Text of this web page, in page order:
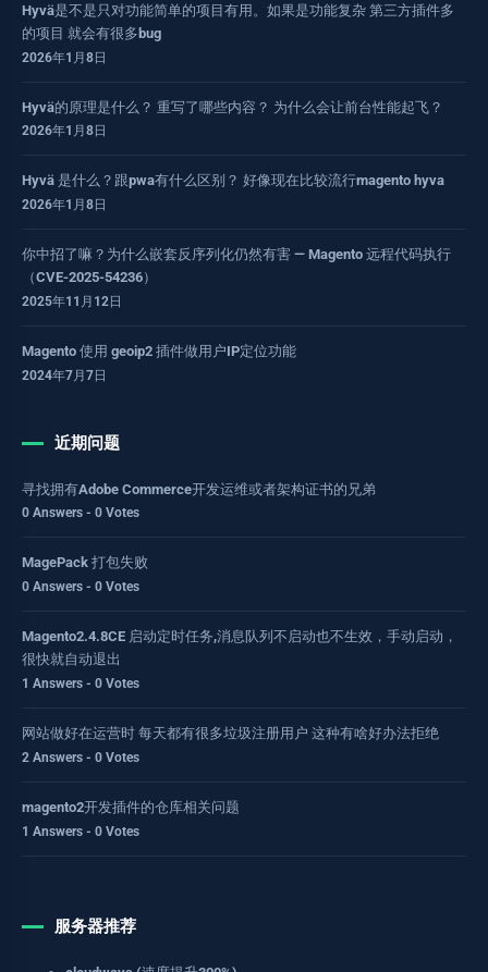
Hyvä是不是只对功能简单的项目有用。如果是功能复杂 第三方插件多
的项目 就会有很多bug
2026年1月8日
Hyvä的原理是什么？ 重写了哪些内容？ 为什么会让前台性能起飞？
2026年1月8日
Hyvä 是什么？跟pwa有什么区别？ 好像现在比较流行magento hyva
2026年1月8日
你中招了嘛？为什么嵌套反序列化仍然有害 — Magento 远程代码执行
（CVE-2025-54236）
2025年11月12日
Magento 使用 geoip2 插件做用户IP定位功能
2024年7月7日
近期问题
寻找拥有Adobe Commerce开发运维或者架构证书的兄弟
0 Answers - 0 Votes
MagePack 打包失败
0 Answers - 0 Votes
Magento2.4.8CE 启动定时任务,消息队列不启动也不生效，手动启动，
很快就自动退出
1 Answers - 0 Votes
网站做好在运营时 每天都有很多垃圾注册用户 这种有啥好办法拒绝
2 Answers - 0 Votes
magento2开发插件的仓库相关问题
1 Answers - 0 Votes
服务器推荐